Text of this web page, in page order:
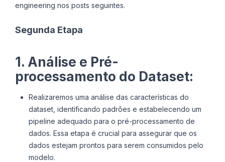
engineering nos posts seguintes.
Segunda Etapa
1. Análise e Pré-
processamento do Dataset:
Realizaremos uma análise das características do
dataset, identificando padrões e estabelecendo um
pipeline adequado para o pré-processamento de
dados. Essa etapa é crucial para assegurar que os
dados estejam prontos para serem consumidos pelo
modelo.